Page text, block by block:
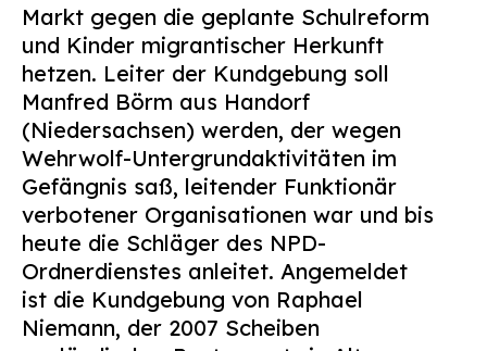
Markt gegen die geplante Schulreform
und Kinder migrantischer Herkunft
hetzen. Leiter der Kundgebung soll
Manfred Börm aus Handorf
(Niedersachsen) werden, der wegen
Wehrwolf-Untergrundaktivitäten im
Gefängnis saß, leitender Funktionär
verbotener Organisationen war und bis
heute die Schläger des NPD-
Ordnerdienstes anleitet. Angemeldet
ist die Kundgebung von Raphael
Niemann, der 2007 Scheiben